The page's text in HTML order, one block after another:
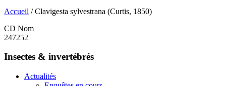
Accueil / Clavigesta sylvestrana (Curtis, 1850)
CD Nom
247252
Insectes & invertébrés
Actualités